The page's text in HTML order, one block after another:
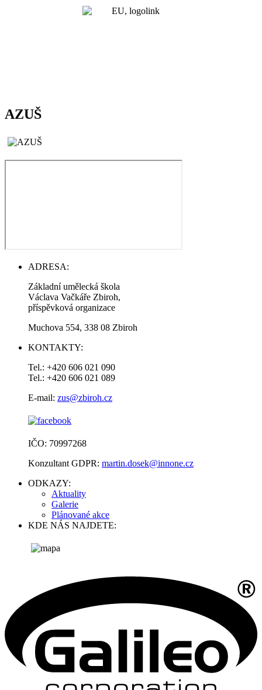
AZUŠ
ADRESA:
Základní umělecká škola
Václava Vačkáře Zbiroh,
příspěvková organizace
Muchova 554, 338 08 Zbiroh
KONTAKTY:
Tel.: +420 606 021 090
Tel.: +420 606 021 089
E-mail: zus@zbiroh.cz
IČO: 70997268
Konzultant GDPR: martin.dosek@innone.cz
ODKAZY:
Aktuality
Galerie
Plánované akce
KDE NÁS NAJDETE: